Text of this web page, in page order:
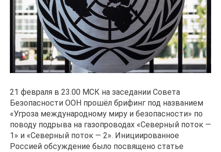
21 февраля в 23.00 МСК на заседании Совета
Безопасности ООН прошёл брифинг под названием
«Угроза международному миру и безопасности» по
поводу подрыва на газопроводах «Северный поток —
1» и «Северный поток — 2». Инициированное
Россией обсуждение было посвящено статье